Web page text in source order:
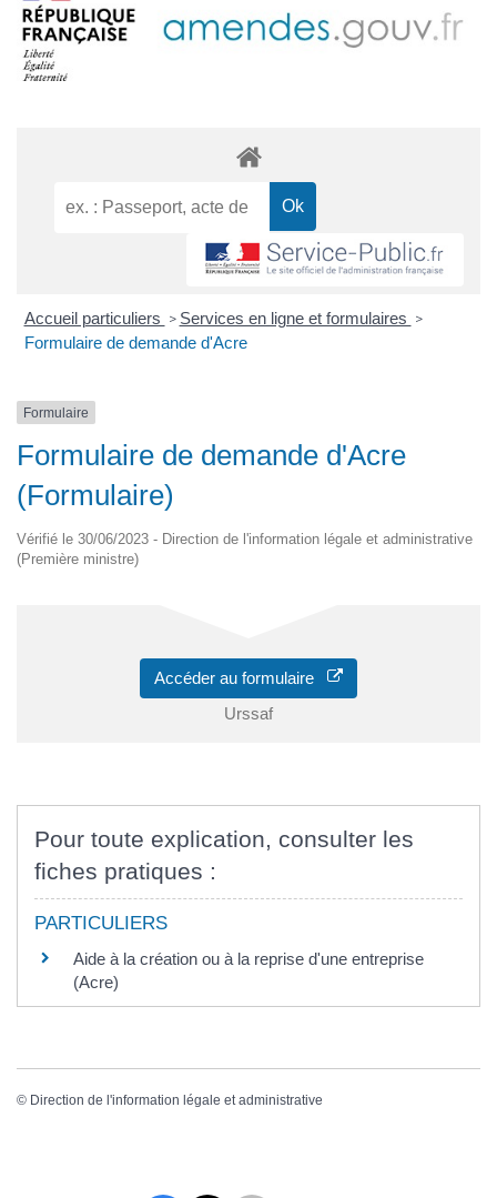
Accueil particuliers > Services en ligne et formulaires >
Formulaire de demande d'Acre
Formulaire
Formulaire de demande d'Acre
(Formulaire)
Vérifié le 30/06/2023 - Direction de l'information légale et administrative
(Première ministre)
Accéder au formulaire
Urssaf
Pour toute explication, consulter les
fiches pratiques :
PARTICULIERS
Aide à la création ou à la reprise d'une entreprise
(Acre)
© Direction de l'information légale et administrative